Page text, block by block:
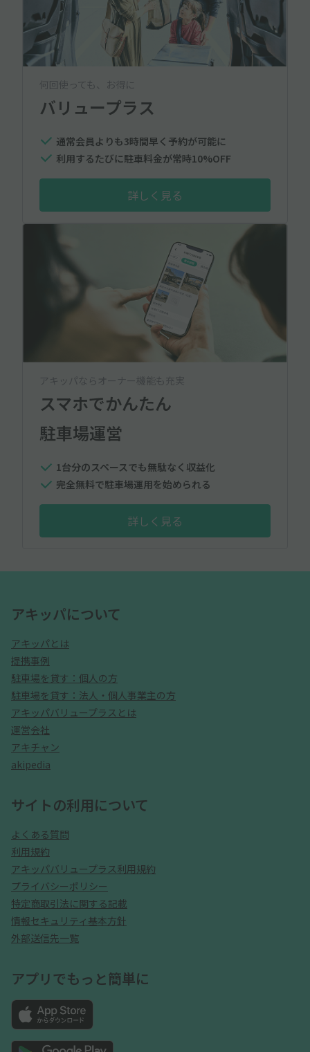
何回使っても、お得に
バリュープラス
通常会員よりも3時間早く予約が可能に
利用するたびに駐車料金が常時10%OFF
詳しく見る
アキッパならオーナー機能も充実
スマホでかんたん
駐車場運営
1台分のスペースでも無駄なく収益化
完全無料で駐車場運用を始められる
詳しく見る
アキッパについて
アキッパとは
提携事例
駐車場を貸す：個人の方
駐車場を貸す：法人・個人事業主の方
アキッパバリュープラスとは
運営会社
アキチャン
akipedia
サイトの利用について
よくある質問
利用規約
アキッパバリュープラス利用規約
プライバシーポリシー
特定商取引法に関する記載
情報セキュリティ基本方針
外部送信先一覧
アプリでもっと簡単に